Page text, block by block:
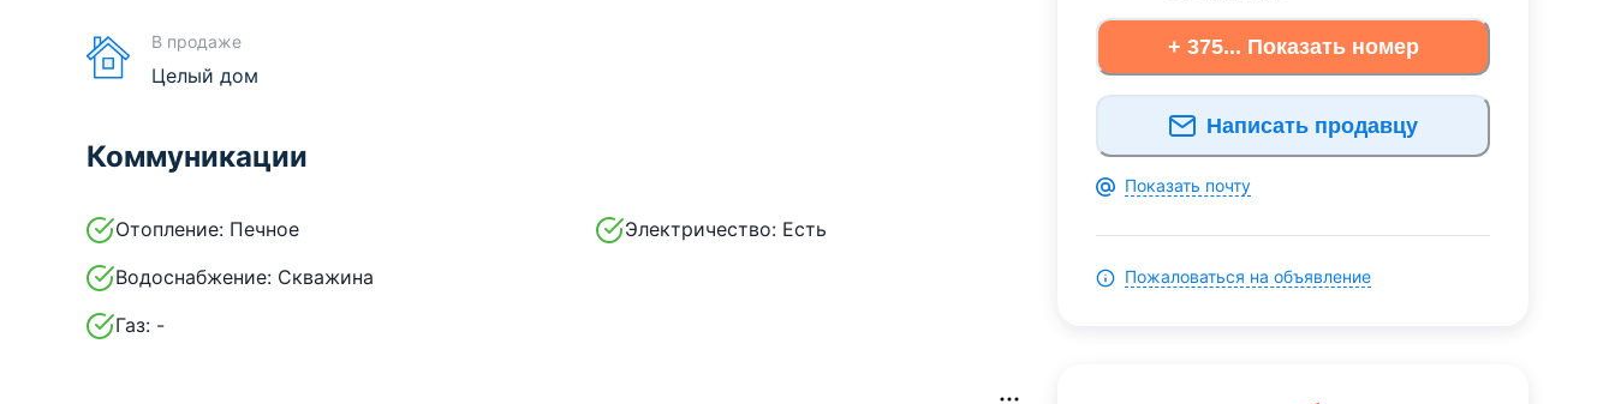
В продаже
Целый дом
Коммуникации
Отопление: Печное
Водоснабжение: Скважина
Газ: -
Электричество: Есть
+ 375... Показать номер
Написать продавцу
Показать почту
Пожаловаться на объявление